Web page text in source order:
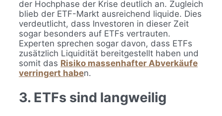
der Hochphase der Krise deutlich an. Zugleich
blieb der ETF-Markt ausreichend liquide. Dies
verdeutlicht, dass Investoren in dieser Zeit
sogar besonders auf ETFs vertrauten.
Experten sprechen sogar davon, dass ETFs
zusätzlich Liquidität bereitgestellt haben und
somit das Risiko massenhafter Abverkäufe
verringert haben.
3. ETFs sind langweilig